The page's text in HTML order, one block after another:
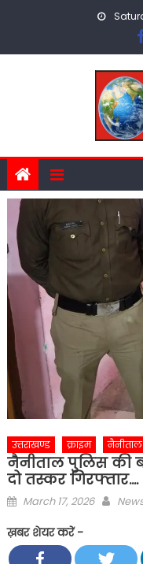
उत्तराखण्ड क्राइम नैनीताल
नैनीताल पुलिस की
दो तस्कर गिरफ्तार….
Posted
March 17, 2026
ख़बर शेयर करें -